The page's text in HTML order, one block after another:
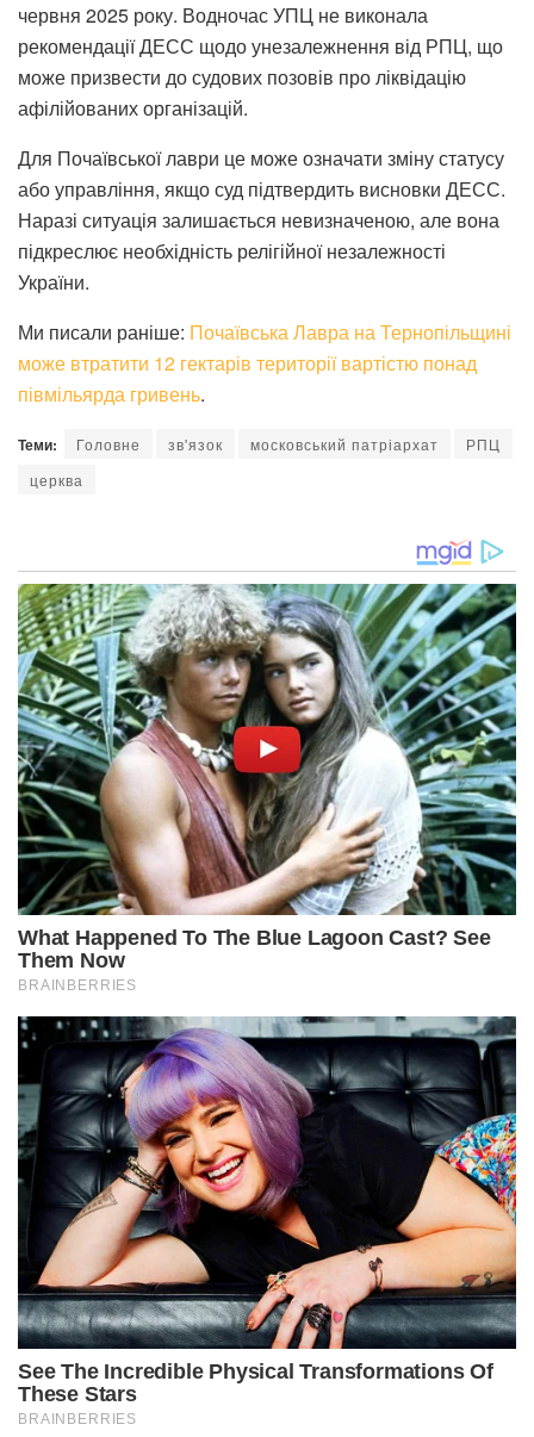
червня 2025 року. Водночас УПЦ не виконала
рекомендації ДЕСС щодо унезалежнення від РПЦ, що
може призвести до судових позовів про ліквідацію
афілійованих організацій.
Для Почаївської лаври це може означати зміну статусу
або управління, якщо суд підтвердить висновки ДЕСС.
Наразі ситуація залишається невизначеною, але вона
підкреслює необхідність релігійної незалежності
України.
Ми писали раніше: Почаївська Лавра на Тернопільщині
може втратити 12 гектарів території вартістю понад
півмільярда гривень.
Теми: Головне зв'язок московський патріархат
РПЦ
церква